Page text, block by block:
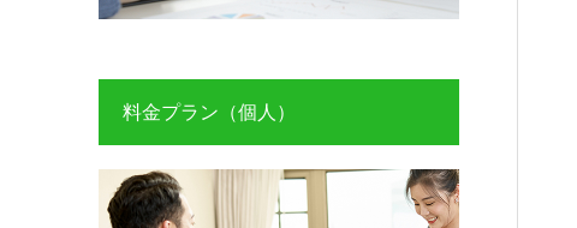
料金プラン（個人）